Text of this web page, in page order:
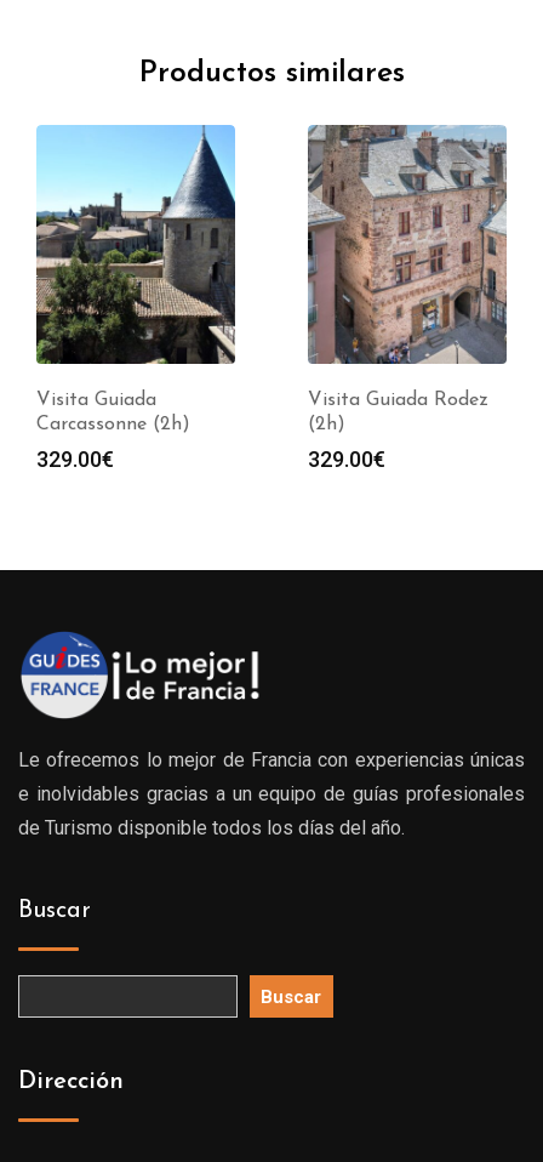
Productos similares
Visita Guiada
Carcassonne (2h)
329.00€
Visita Guiada Rodez
(2h)
329.00€
Le ofrecemos lo mejor de Francia con experiencias únicas
e inolvidables gracias a un equipo de guías profesionales
de Turismo disponible todos los días del año.
Buscar
Buscar
Dirección